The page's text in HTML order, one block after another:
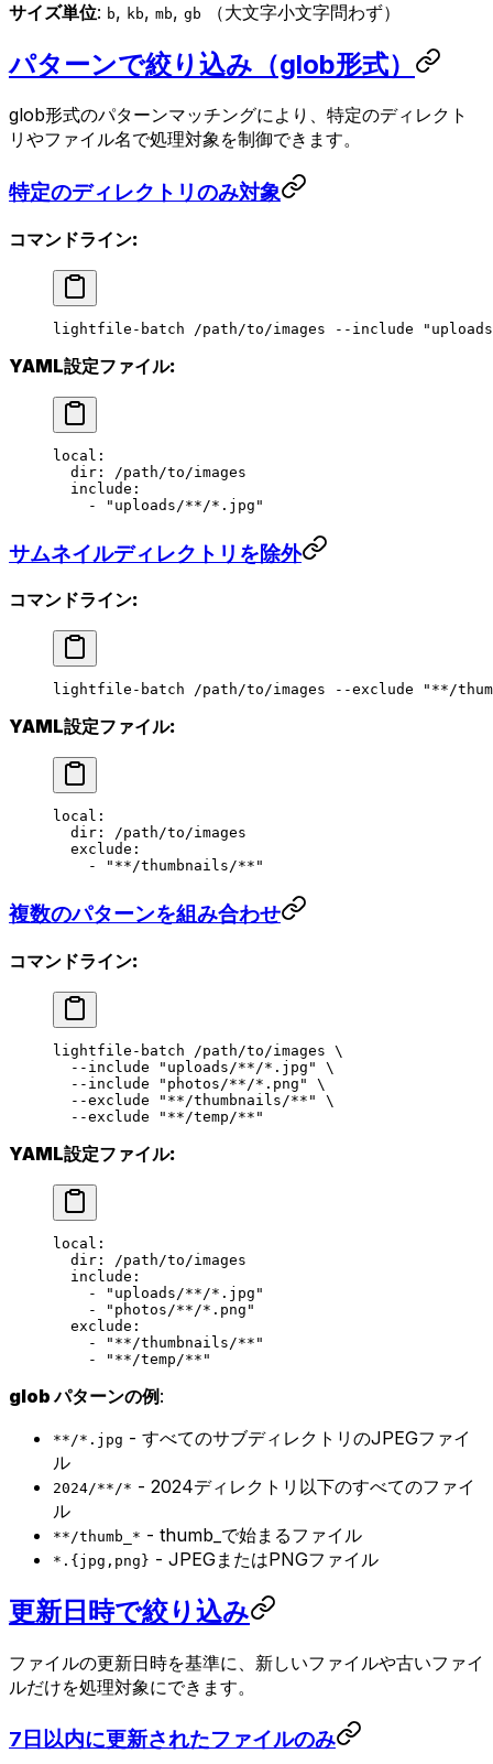
サイズ単位: b, kb, mb, gb （大文字小文字問わず）
パターンで絞り込み（glob形式）
glob形式のパターンマッチングにより、特定のディレクト
リやファイル名で処理対象を制御できます。
特定のディレクトリのみ対象
コマンドライン:
lightfile-batch /path/to/images --include
YAML設定ファイル:
local :
  dir
:
/path/to/images
  include
:
    -
"uploads/**/*.jpg"
サムネイルディレクトリを除外
コマンドライン:
lightfile-batch /path/to/images --exclude "**/
YAML設定ファイル:
local :
  dir
: /path/to/images
  exclude
:
    -
"**/thumbnails/**"
複数のパターンを組み合わせ
コマンドライン:
lightfile-batch /path/to/images \
  --include
"uploads/**/*.jpg"
\
  --include
"photos/**/*.png"
\
  --exclude
"**/thumbnails/**"
\
  --exclude
"**/temp/**"
YAML設定ファイル:
local :
  dir
:
/path/to/images
  include
:
    -
"uploads/**/*.jpg"
    -
"photos/**/*.png"
  exclude
:
    -
"**/thumbnails/**"
    -
"**/temp/**"
glob パターンの例:
**/*.jpg - すべてのサブディレクトリのJPEGファイ
ル
2024/**/* - 2024ディレクトリ以下のすべてのファイ
ル
**/thumb_* - thumb_で始まるファイル
*.{jpg,png} - JPEGまたはPNGファイル
更新日時で絞り込み
ファイルの更新日時を基準に、新しいファイルや古いファイ
ルだけを処理対象にできます。
7日以内に更新されたファイルのみ